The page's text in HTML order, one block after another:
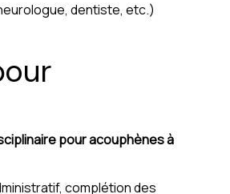
dentiste, etc.)
pour acouphènes à
complétion des